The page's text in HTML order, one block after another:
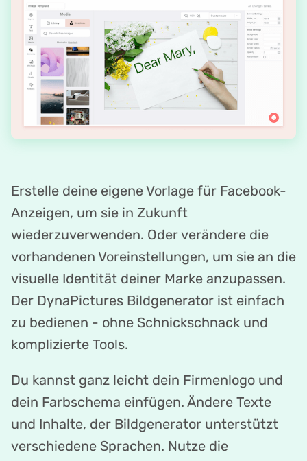
Erstelle deine eigene Vorlage für Facebook-
Anzeigen, um sie in Zukunft
wiederzuverwenden. Oder verändere die
vorhandenen Voreinstellungen, um sie an die
visuelle Identität deiner Marke anzupassen.
Der DynaPictures Bildgenerator ist einfach
zu bedienen - ohne Schnickschnack und
komplizierte Tools.
Du kannst ganz leicht dein Firmenlogo und
dein Farbschema einfügen. Ändere Texte
und Inhalte, der Bildgenerator unterstützt
verschiedene Sprachen. Nutze die